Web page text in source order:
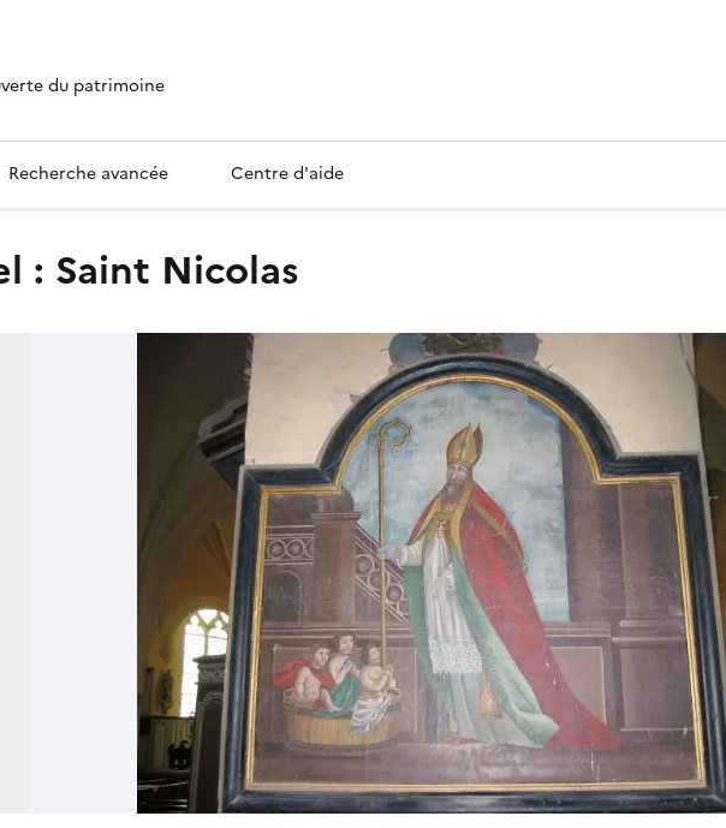
du patrimoine
Recherche avancée Centre d'aide
: Saint Nicolas